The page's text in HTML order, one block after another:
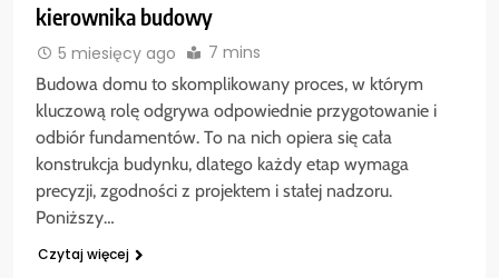
kierownika budowy
5 miesięcy ago 7 mins
Budowa domu to skomplikowany proces, w którym
kluczową rolę odgrywa odpowiednie przygotowanie i
odbiór fundamentów. To na nich opiera się cała
konstrukcja budynku, dlatego każdy etap wymaga
precyzji, zgodności z projektem i stałej nadzoru.
Poniższy…
Czytaj więcej